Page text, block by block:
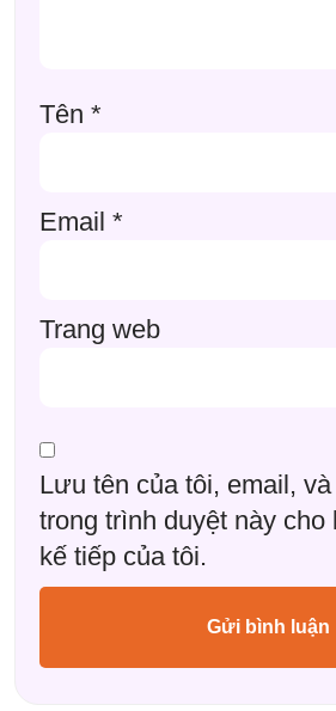
Tên *
Email *
Trang web
Lưu tên của tôi, email,
trong trình duyệt này cho
kế tiếp của tôi.